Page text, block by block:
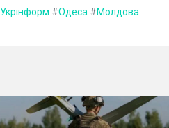
Укрінформ #Одеса #Молдова